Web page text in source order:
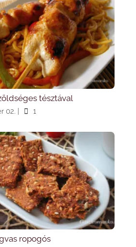
tésztával
02. 1
ropogós